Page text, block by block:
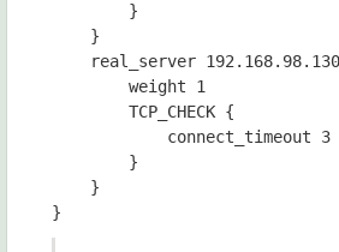
        }
    }
real_server
        weight 1
        TCP_CHECK {
            connect_timeout 3
        }
    }